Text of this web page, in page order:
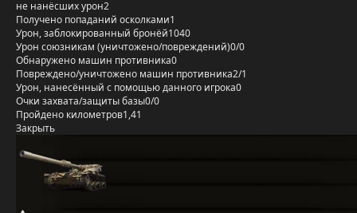
не нанёсших урон2
Получено попаданий осколками1
Урон, заблокированный бронёй1040
Урон союзникам (уничтожено/повреждений)0/0
Обнаружено машин противника0
Повреждено/уничтожено машин противника2/1
Урон, нанесённый с помощью данного игрока0
Очки захвата/защиты базы0/0
Пройдено километров1,41
Закрыть